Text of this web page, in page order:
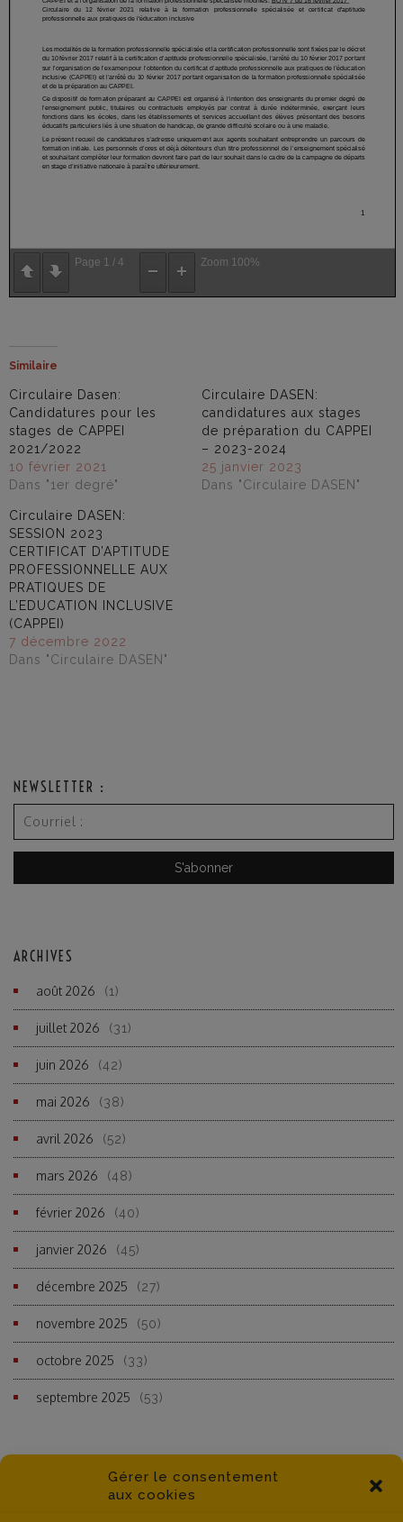
Gérer le consentement
aux cookies
Page 1 / 4 Zoom 100%
Similaire
Circulaire Dasen:
Candidatures pour les
stages de CAPPEI
2021/2022
10 février 2021
Dans "1er degré"
Circulaire DASEN:
candidatures aux stages
de préparation du CAPPEI
– 2023-2024
25 janvier 2023
Dans "Circulaire DASEN"
Circulaire DASEN:
SESSION 2023
CERTIFICAT D’APTITUDE
PROFESSIONNELLE AUX
PRATIQUES DE
L’EDUCATION INCLUSIVE
(CAPPEI)
7 décembre 2022
Dans "Circulaire DASEN"
NEWSLETTER :
ARCHIVES
août 2026 (1)
juillet 2026 (31)
juin 2026 (42)
mai 2026 (38)
avril 2026 (52)
mars 2026 (48)
février 2026 (40)
janvier 2026 (45)
décembre 2025 (27)
novembre 2025 (50)
octobre 2025 (33)
septembre 2025 (53)